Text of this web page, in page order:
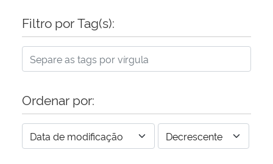
Filtro por Tag(s):
Ordenar por: